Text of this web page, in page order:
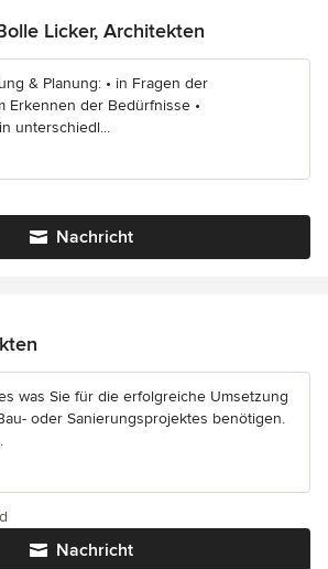
Licker, Architekten
& Planung: • in Fragen der
Erkennen der Bedürfnisse •
unterschiedl...
Nachricht
was Sie für die erfolgreiche Umsetzung
oder Sanierungsprojektes benötigen.
Nachricht